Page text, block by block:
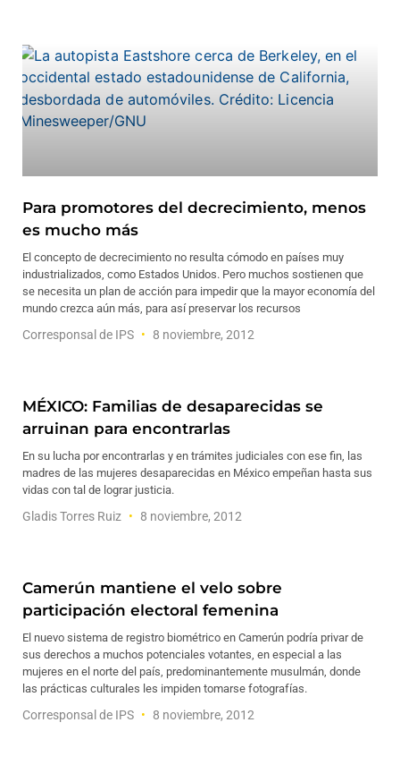
Para promotores del decrecimiento, menos
es mucho más
El concepto de decrecimiento no resulta cómodo en países muy
industrializados, como Estados Unidos. Pero muchos sostienen que
se necesita un plan de acción para impedir que la mayor economía del
mundo crezca aún más, para así preservar los recursos
Corresponsal de IPS 8 noviembre, 2012
MÉXICO: Familias de desaparecidas se
arruinan para encontrarlas
En su lucha por encontrarlas y en trámites judiciales con ese fin, las
madres de las mujeres desaparecidas en México empeñan hasta sus
vidas con tal de lograr justicia.
Gladis Torres Ruiz 8 noviembre, 2012
Camerún mantiene el velo sobre
participación electoral femenina
El nuevo sistema de registro biométrico en Camerún podría privar de
sus derechos a muchos potenciales votantes, en especial a las
mujeres en el norte del país, predominantemente musulmán, donde
las prácticas culturales les impiden tomarse fotografías.
Corresponsal de IPS 8 noviembre, 2012